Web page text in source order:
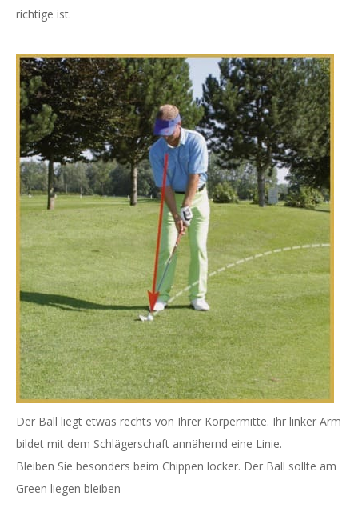
richtige ist.
Der Ball liegt etwas rechts von Ihrer Körpermitte. Ihr linker Arm
bildet mit dem Schlägerschaft annähernd eine Linie.
Bleiben Sie besonders beim Chippen locker. Der Ball sollte am
Green liegen bleiben